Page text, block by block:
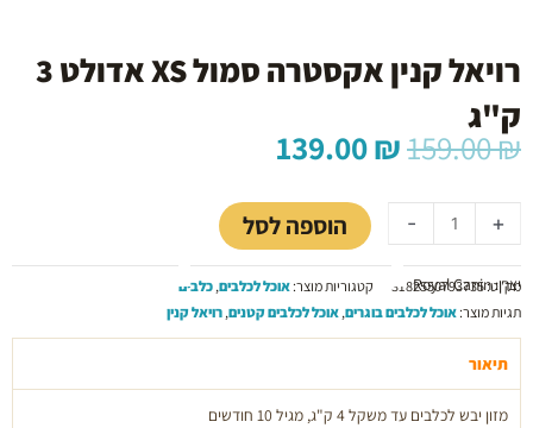
רויאל קנין אקסטרה סמול XS אדולט 3
ק"ג
159.00₪ המחיר
המקורי
היה:
159.00 ₪.
139.00₪
הוא:
139.00 ₪. -
של
רויאל
אקסטרה
סמול
XS
3
ק''ג
+ הוספה לסל
יצרן: Royal Canin
מק"ט:3182550793735 קטגוריות מוצר:אוכל לכלבים,כלבים
תגיות מוצר:אוכל לכלבים בוגרים,אוכל לכלבים קטנים,רויאל קנין
תיאור
מזון יבש לכלבים עד משקל 4 ק"ג, מגיל 10 חודשים